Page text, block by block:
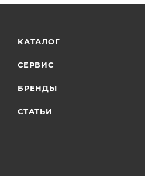
КАТАЛОГ
СЕРВИС
БРЕНДЫ
СТАТЬИ